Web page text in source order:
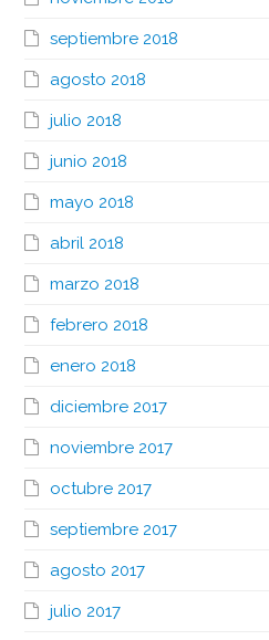
septiembre 2018
agosto 2018
julio 2018
junio 2018
mayo 2018
abril 2018
marzo 2018
febrero 2018
enero 2018
diciembre 2017
noviembre 2017
octubre 2017
septiembre 2017
agosto 2017
julio 2017